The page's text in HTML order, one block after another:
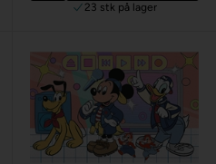
23 stk på lager